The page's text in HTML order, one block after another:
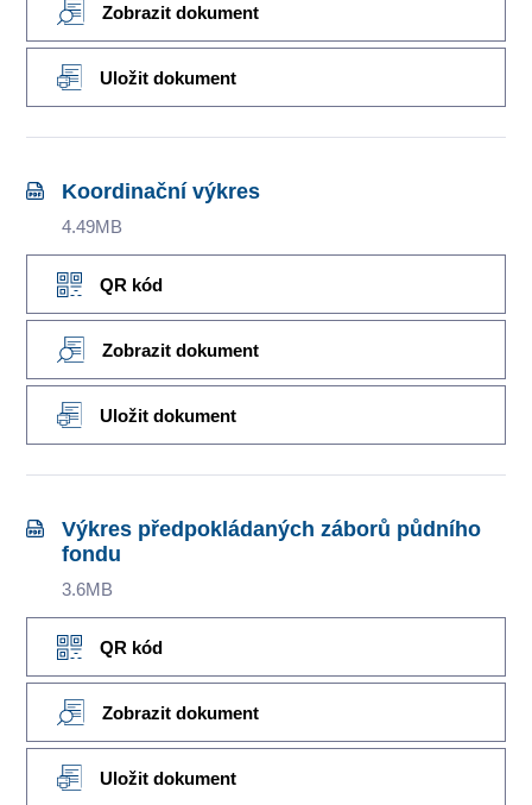
Zobrazit dokument
Uložit dokument
Koordinační výkres
4.49MB
QR kód
Zobrazit dokument
Uložit dokument
Výkres předpokládaných záborů půdního
fondu
3.6MB
QR kód
Zobrazit dokument
Uložit dokument